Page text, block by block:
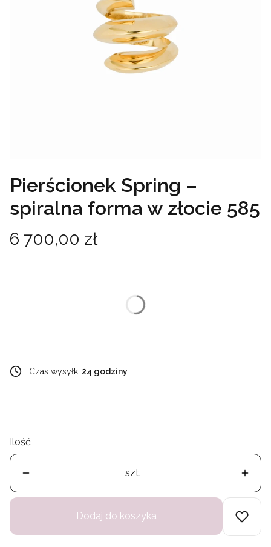
Pierścionek Spring –
spiralna forma w złocie 585
Cena
6 700,00 zł
Czas wysyłki:24 godziny
Ilość
szt.
Dodaj do koszyka